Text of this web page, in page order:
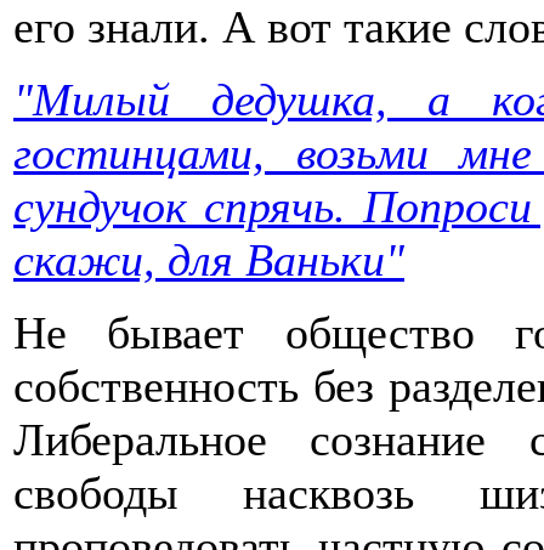
его знали. А вот такие
"Милый дедушка, а
гостинцами, возьми
сундучок спрячь.
скажи, для Ваньки"
Не бывает общество
собственность без
Либеральное
свободы насквозь